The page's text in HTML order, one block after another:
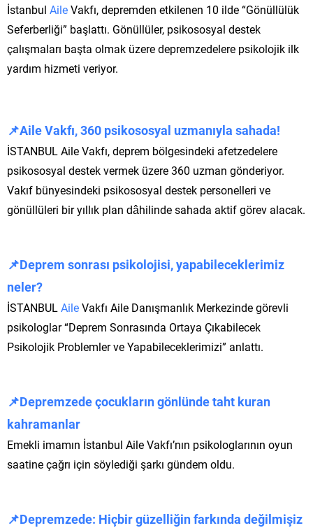
İstanbul AileVakfı, depremden etkilenen 10 ilde “Gönüllülük
Seferberliği” başlattı. Gönüllüler, psikososyal destek
çalışmaları başta olmak üzere depremzedelere psikolojik ilk
yardım hizmeti veriyor.
📌Aile Vakfı, 360 psikososyal uzmanıyla sahada!
İSTANBUL Aile Vakfı, deprem bölgesindeki afetzedelere
psikososyal destek vermek üzere 360 uzman gönderiyor.
Vakıf bünyesindeki psikososyal destek personelleri ve
gönüllüleri bir yıllık plan dâhilinde sahada aktif görev alacak.
📌Deprem sonrası psikolojisi, yapabileceklerimiz
neler?
İSTANBUL AileVakfı Aile Danışmanlık Merkezinde görevli
psikologlar “Deprem Sonrasında Ortaya Çıkabilecek
Psikolojik Problemler ve Yapabileceklerimizi” anlattı.
📌Depremzede çocukların gönlünde taht kuran
kahramanlar
Emekli imamın İstanbul Aile Vakfı’nın psikologlarının oyun
saatine çağrı için söylediği şarkı gündem oldu.
📌Depremzede: Hiçbir güzelliğin farkında değilmişiz